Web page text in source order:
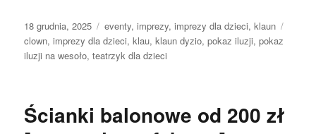
Data
publikacji
18 grudnia, 2025 Kategorie
eventy,imprezy,imprezy dla dzieci,klaun
clown,imprezy dla dzieci,klau,klaun dyzio,pokaz iluzji,pokaz
iluzji na wesoło,teatrzyk dla dzieci
Ścianki balonowe od 200 zł